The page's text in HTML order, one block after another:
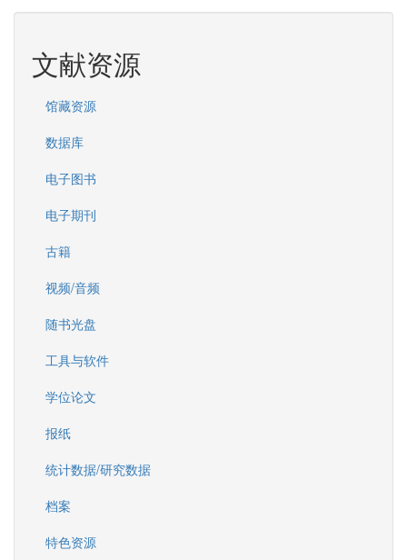
文献资源
馆藏资源
数据库
电子图书
电子期刊
古籍
视频/音频
随书光盘
工具与软件
学位论文
报纸
统计数据/研究数据
档案
特色资源